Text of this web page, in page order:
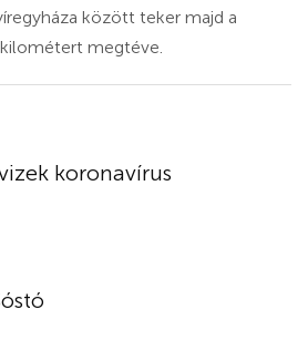
között teker majd a
kilométert megtéve.
koronavírus